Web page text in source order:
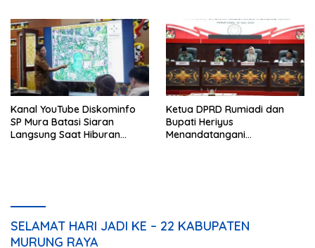
Kanal YouTube Diskominfo
SP Mura Batasi Siaran
Langsung Saat Hiburan
Ketua DPRD Rumiadi dan
Bupati Heriyus
Menandatangani
SELAMAT HARI JADI KE – 22 KABUPATEN
MURUNG RAYA